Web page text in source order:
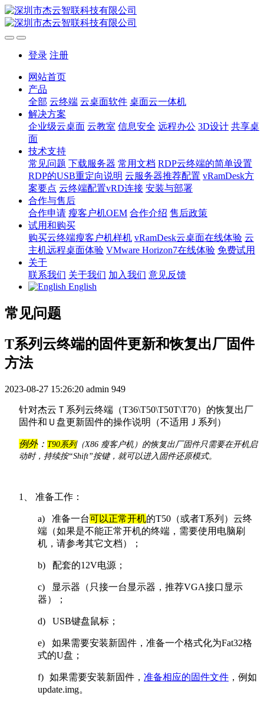
登录 注册
网站首页
产品
全部 云终端 云桌面软件 桌面云一体机
解决方案
企业级云桌面 云教室 信息安全 远程办公 3D设计 共享桌
面
技术支持
常见问题 下载服务器 常用文档 RDP云终端的简单设置
RDP的USB重定向说明 云服务器推荐配置 vRamDesk方
案要点 云终端配置vRD连接 安装与部署
合作与售后
合作申请 瘦客户机OEM 合作介绍 售后政策
试用和购买
购买云终端瘦客户机样机 vRamDesk云桌面在线体验 云
主机远程桌面体验 VMware Horizon7在线体验 免费试用
关于
联系我们 关于我们 加入我们 意见反馈
English
常见问题
T系列云终端的固件更新和恢复出厂固件
方法
2023-08-27 15:26:20 admin 949
针对杰云Ｔ系列云终端（T36\T50\T50T\T70）的恢复出厂
固件和Ｕ盘更新固件的操作说明（不适用Ｊ系列）
例外： T90系列（X86 瘦客户机）的恢复出厂固件只需要在开机启
动时，持续按“Shift”按键，就可以进入固件还原模式。
1、 准备工作：
a) 准备一台可以正常开机的T50（或者T系列）云终
端（如果是不能正常开机的终端，需要使用电脑刷
机，请参考其它文档）；
b) 配套的12V电源；
c)
显示器（只接一台显示器，推荐VGA接口显示
器）；
d) USB键盘鼠标；
e)
如果需要安装新固件，准备一个格式化为Fat32格
式的U盘；
f) 如果需要安装新固件， 准备相应的固件文件 ，例如
update.img。